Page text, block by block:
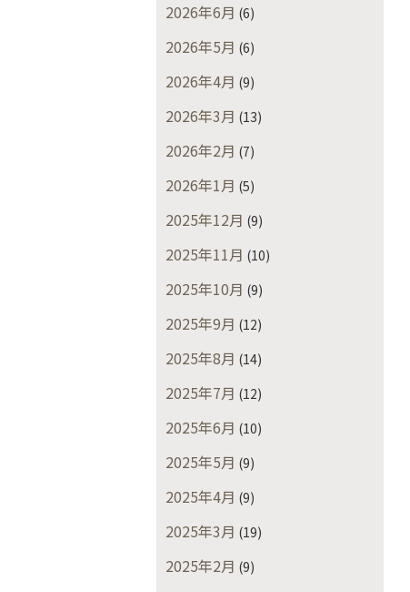
2026年6月 (6)
2026年5月 (6)
2026年4月 (9)
2026年3月 (13)
2026年2月 (7)
2026年1月 (5)
2025年12月 (9)
2025年11月 (10)
2025年10月 (9)
2025年9月 (12)
2025年8月 (14)
2025年7月 (12)
2025年6月 (10)
2025年5月 (9)
2025年4月 (9)
2025年3月 (19)
2025年2月 (9)